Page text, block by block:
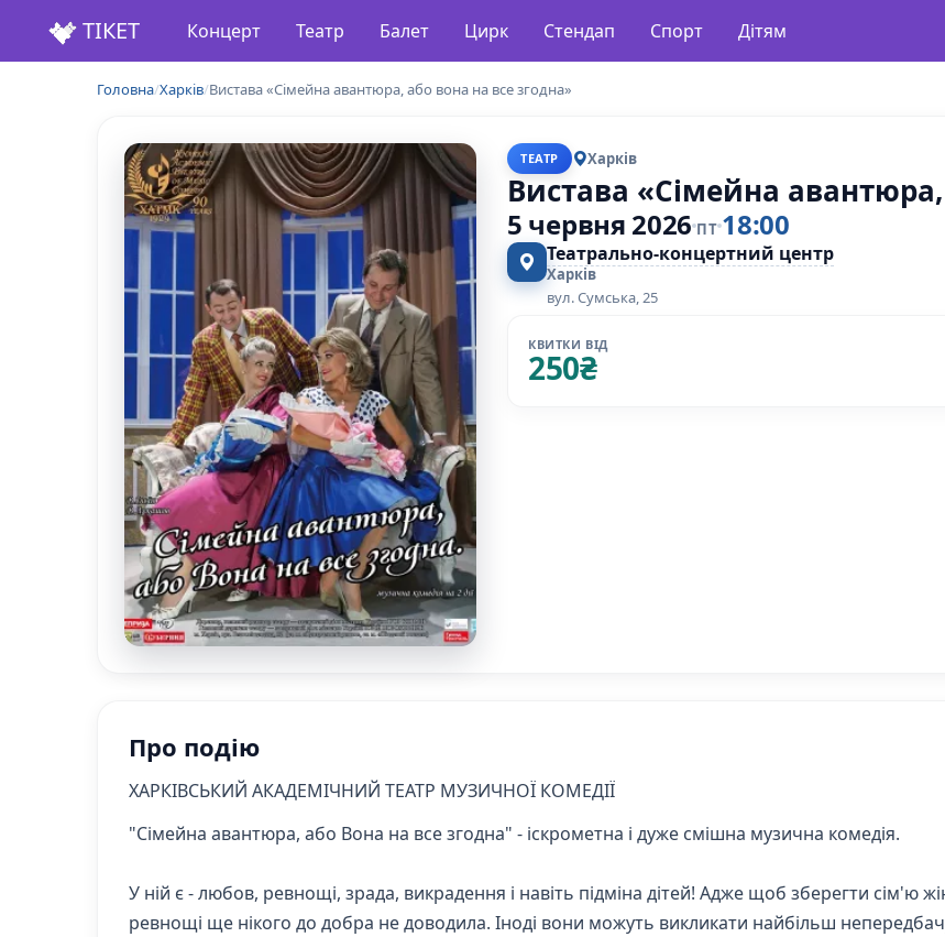
ТІКЕТ Концерт Театр Балет Цирк Стендап Спорт Дітям
Головна/Харків/Вистава «Сімейна авантюра, або вона на все згодна»
ТЕАТР Харків
Вистава «Сімейна
5 червня 2026 ПТ 18:00
Театрально-концертний центр
Харків
вул. Сумська, 25
КВИТКИ ВІД
250₴
Про подію
ХАРКІВСЬКИЙ АКАДЕМІЧНИЙ ТЕАТР МУЗИЧНОЇ КОМЕДІЇ
"Сімейна авантюра, або Вона на все згодна" - іскрометна і дуже смішна музична комедія.
У ній є - любов, ревнощі, зрада, викрадення і навіть підміна дітей! Адже щоб зберегти сім'ю
ревнощі ще нікого до добра не доводила. Іноді вони можуть викликати найбільш